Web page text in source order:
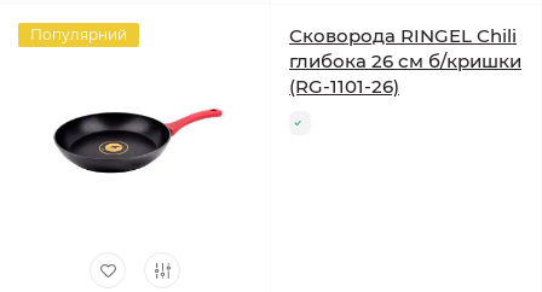
Популярний
Сковорода RINGEL Chili
глибока 26 см б/кришки
(RG-1101-26)